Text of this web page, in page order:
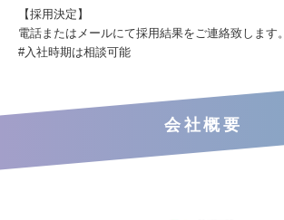
【採用決定】
電話またはメールにて採用結果をご連絡致します。
#入社時期は相談可能
会社概要